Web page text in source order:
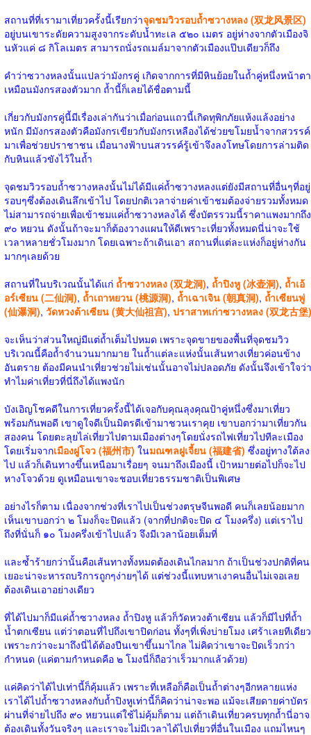
สถานที่ที่เรามาเที่ยวครั้งนี้เรียกว่าจุดชมวิวรอบถ้ำซวางหลง (双龙风景区)
อยู่บนเขาระดัยความสูงจากระดับน้ำทะเล ๕๒๐ เมตร อยู่ห่างจากตัวเมืองจิ
นหัวแค่ ๘ กิโลเมตร สามารถนั่งรถเมล์มาจากตัวเมืองแป๊บเดียวก็ถึง
คำว่าซวางหลงนั้นแปลว่ามังกรคู่ เกิดจากการที่มีหินย้อยในถ้ำคู่หนึ่งหน้าตา
เหมือนมังกรสองตัวมาก ถ้ำนี้ก็เลยได้ชื่อตามนี้
เกี่ยวกับมังกรคู่นี้มีเรื่องเล่ากันว่าเมื่อก่อนแถวนี้เกิดทุพิกภัยแห้งแล้งอย่าง
หนัก มีมังกรสองตัวคือมังกรเขียวกับมังกรเหลืองได้ช่วยขโมยน้ำจากสวรรค์
มาเพื่อช่วยปราชาชน เมื่อนางฟ้าบนสวรรค์รู้เข้าจึงลงโทษโดยการล่ามติด
กับหินแล้วขังไว้ในถ้ำ
จุดชมวิวรอบถ้ำซวางหลงนั้นไม่ได้มีแค่ถ้ำซวางหลงแต่ยังมีสถานที่อื่นๆที่อยู่
รอบๆซึ่งต้องเดินลึกเข้าไป โดยปกติเวลาจ่ายค่าเข้าชมต้องจ่ายรวมทั้งหมด
ไม่สามารถจ่ายเพื่อเข้าชมแค่ถ้ำซวางหลงได้ ซึ่งบัตรรวมนี้ราคาแพงมากถึง
๙๐ หยวน ดังนั้นถ้าจะมาก็ต้องวางแผนให้ดีเพราะเที่ยวทั้งหมดนี่น่าจะใช้
เวลาหลายชั่วโมงมาก โดยเฉพาะถ้าเดินเอา สถานที่แต่ละแห่งก็อยู่ห่างกัน
มากๆเลยด้วย
สถานที่ในบริเวณนั้นได้แก่ ถ้ำซวางหลง (双龙洞), ถ้ำปิงหู (冰壶洞), ถ้ำเอ้
อร์เซียน (二仙洞), ถ้ำเถาหยวน (桃源洞), ถ้ำเฉาเจิน (朝真洞), ถ้ำเซียนพู่
(仙瀑洞), วัดหวงต้าเซียน (黄大仙祖宫), ปราสาทเก่าซวางหลง (双龙古堡)
จะเห็นว่าส่วนใหญ่มีแต่ถ้ำเต็มไปหมด เพราะจุดขายของพื้นที่จุดชมวิว
บริเวณนี้คือถ้ำจำนวนมากมาย ในถ้ำแต่ละแห่งนั้นเส้นทางเที่ยวค่อนข้าง
อันตราย ต้องมีคนนำเที่ยวช่วยไม่เช่นนั้นอาจไม่ปลอดภัย ดังนั้นจึงเข้าใจว่า
ทำไมค่าเที่ยวที่นี่ถึงได้แพงนัก
บังเอิญโชคดีในการเที่ยวครั้งนี้ได้เจอกับคุณลุงคุณป้าคู่หนึ่งซึ่งมาเที่ยว
พร้อมกันพอดี เขาดูใจดีเป็นมิตรดีเข้ามาชวนเราคุย เขาบอกว่ามาเที่ยวกัน
สองคน โดยตะลุยไล่เที่ยวไปตามเมืองต่างๆโดยนั่งรถไฟเที่ยวไปทีละเมือง
โดยเริ่มจากเมืองฝูโจว (福州市) ในมณฑลฝูเจี้ยน (福建省) ซึ่งอยู่ทางใต้ลง
ไป แล้วก็เดินทางขึ้นเหนือมาเรื่อยๆ จนมาถึงเมืองนี้ เป้าหมายต่อไปก็จะไป
หางโจวด้วย ดูเหมือนเขาจะชอบเที่ยวธรรมชาติเป็นพิเศษ
อย่างไรก็ตาม เนื่องจากช่วงที่เราไปเป็นช่วงตรุษจีนพอดี คนก็เลยน้อยมาก
เห็นเขาบอกว่า ๒ โมงก็จะปิดแล้ว (จากที่ปกติจะปิด ๔ โมงครึ่ง) แต่เราไป
ถึงที่นั่นก็ ๑๐ โมงครึ่งเข้าไปแล้ว จึงมีเวลาน้อยเต็มที่
และซ้ำร้ายกว่านั้นคือเส้นทางทั้งหมดต้องเดินไกลมาก ถ้าเป็นช่วงปกติที่คน
เยอะน่าจะหารถบริการถูกๆง่ายๆได้ แต่ช่วงนี้แทบหาเงาคนอื่นไม่เจอเลย
ต้องเดินเอาอย่างเดียว
ที่ได้ไปมาก็มีแค่ถ้ำซวางหลง ถ้ำปิงหู แล้วก็วัดหวงต้าเซียน แล้วก็มีไปที่ถ้ำ
น้ำตกเซียน แต่ว่าตอนที่ไปถึงเขาปิดก่อน ทั้งๆที่เพิ่งบ่ายโมง เศร้าเลยทีเดียว
เพราะกว่าจะมาถึงนี่ได้ต้องปีนเขาขึ้นมาไกล ไม่คิดว่าเขาจะปิดเร็วกว่า
กำหนด (แค่ตามกำหนดคือ ๒ โมงนี่ก็ถือว่าเร็วมากแล้วด้วย)
แค่คิดว่าได้ไปเท่านี้ก็คุ้มแล้ว เพราะที่เหลือก็คือเป็นถ้ำต่างๆอีกหลายแห่ง
เราได้ไปถ้ำซวางหลงกับถ้ำปิงหูเท่านี้ก็คิดว่าน่าจะพอ แม้จะเสียดายค่าบัตร
ผ่านที่จ่ายไปถึง ๙๐ หยวนแต่ใช้ไม่คุ้มก็ตาม แต่ถ้าเดินเที่ยวครบทุกถ้ำนี่อาจ
ต้องเดินทั้งวันจริงๆ และเราจะไม่มีเวลาได้ไปเที่ยวที่อื่นในเมือง แถมไหนๆ